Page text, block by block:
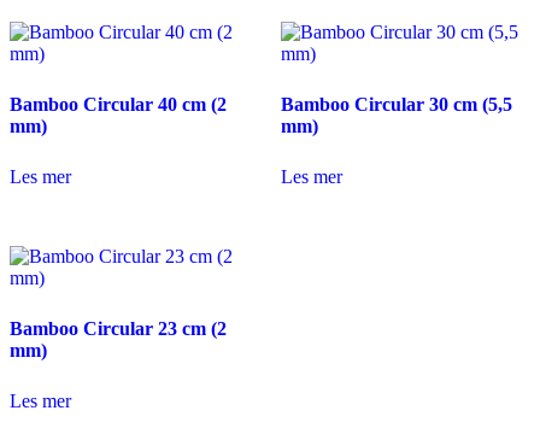
Bamboo Circular 40 cm (2
mm)
Les mer
Bamboo Circular 30 cm (5,5
mm)
Les mer
Bamboo Circular 23 cm (2
mm)
Les mer